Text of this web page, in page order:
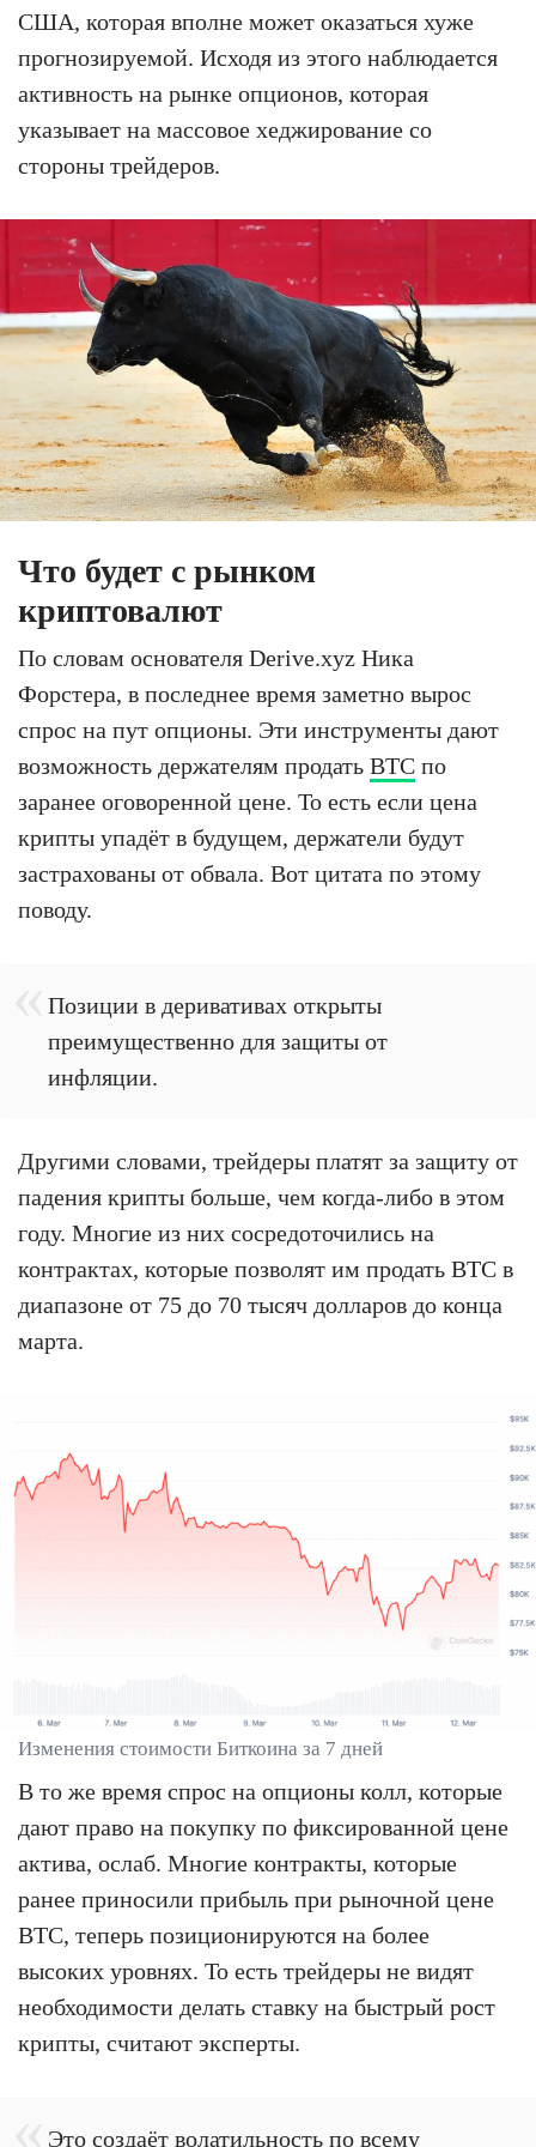
США, которая вполне может оказаться хуже
прогнозируемой. Исходя из этого наблюдается
активность на рынке опционов, которая
указывает на массовое хеджирование со
стороны трейдеров.
Что будет с рынком
криптовалют
По словам основателя Derive.xyz Ника
Форстера, в последнее время заметно вырос
спрос на пут опционы. Эти инструменты дают
возможность держателям продать BTC по
заранее оговоренной цене. То есть если цена
крипты упадёт в будущем, держатели будут
застрахованы от обвала. Вот цитата по этому
поводу.
Позиции в деривативах открыты
преимущественно для защиты от
инфляции.
Другими словами, трейдеры платят за защиту от
падения крипты больше, чем когда-либо в этом
году. Многие из них сосредоточились на
контрактах, которые позволят им продать BTC в
диапазоне от 75 до 70 тысяч долларов до конца
марта.
Изменения стоимости Биткоина за 7 дней
В то же время спрос на опционы колл, которые
дают право на покупку по фиксированной цене
актива, ослаб. Многие контракты, которые
ранее приносили прибыль при рыночной цене
BTC, теперь позиционируются на более
высоких уровнях. То есть трейдеры не видят
необходимости делать ставку на быстрый рост
крипты, считают эксперты.
Это создаёт волатильность по всему